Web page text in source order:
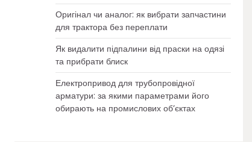
Оригінал чи аналог: як вибрати запчастини
для трактора без переплати
Як видалити підпалини від праски на одязі
та прибрати блиск
Електропривод для трубопровідної
арматури: за якими параметрами його
обирають на промислових об’єктах